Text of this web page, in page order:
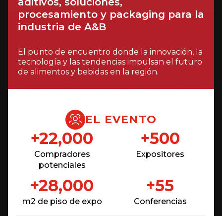
procesamiento y packaging para la
industria de A&B
El punto de encuentro donde la innovación, la
tecnología y las tendencias impulsan el futuro
de alimentos y bebidas en la región.
EL EVENTO
+22,000
Compradores
potenciales
+500
Expositores
+28,000
m2 de piso de expo
+55
Conferencias